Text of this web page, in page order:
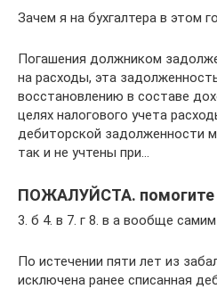
Зачем я на бухгалтера в этом
Погашения должником
на расходы, эта
восстановлению в составе
целях налогового учета
дебиторской задолженности
так и не учтены при…
ПОЖАЛУЙСТА. помогите
3. б 4. в 7. г 8. в а вообще
По истечении пяти лет из
исключена ранее списанная